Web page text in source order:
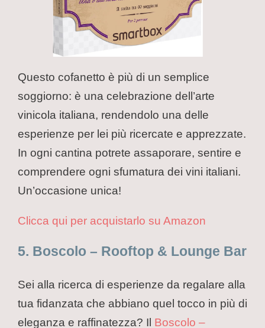
Questo cofanetto è più di un semplice
soggiorno: è una celebrazione dell’arte
vinicola italiana, rendendolo una delle
esperienze per lei più ricercate e apprezzate.
In ogni cantina potrete assaporare, sentire e
comprendere ogni sfumatura dei vini italiani.
Un’occasione unica!
Clicca qui per acquistarlo su Amazon
5. Boscolo – Rooftop & Lounge Bar
Sei alla ricerca di esperienze da regalare alla
tua fidanzata che abbiano quel tocco in più di
eleganza e raffinatezza? Il Boscolo –